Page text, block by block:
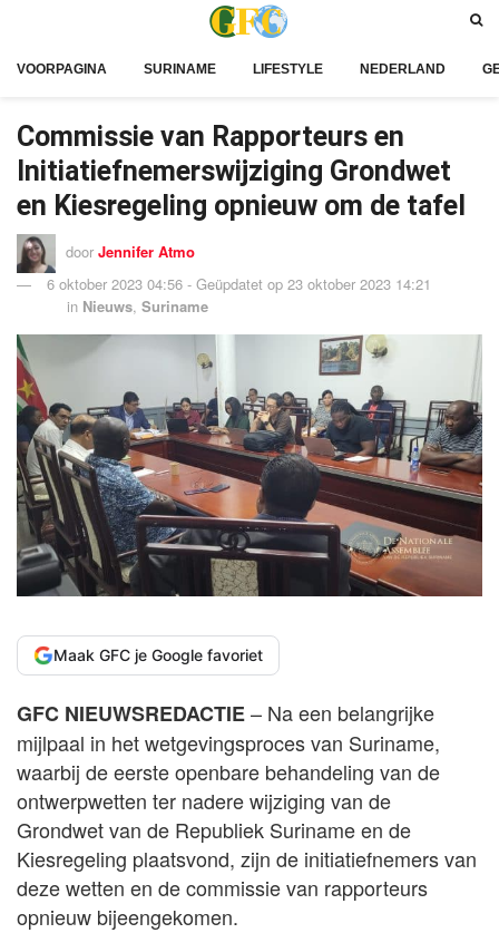
VOORPAGINA SURINAME LIFESTYLE NEDERLAND
Commissie van Rapporteurs en
Initiatiefnemerswijziging Grondwet
en Kiesregeling opnieuw om de tafel
door Jennifer Atmo
6 oktober 2023 04:56 - Geüpdatet op 23 oktober 2023 14:21
in Nieuws, Suriname
Maak GFC je Google favoriet
GFC NIEUWSREDACTIE– Na een belangrijke
mijlpaal in het wetgevingsproces van Suriname,
waarbij de eerste openbare behandeling van de
ontwerpwetten ter nadere wijziging van de
Grondwet van de Republiek Suriname en de
Kiesregeling plaatsvond, zijn de initiatiefnemers van
deze wetten en de commissie van rapporteurs
opnieuw bijeengekomen.